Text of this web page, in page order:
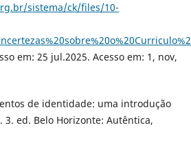
sistema/ck/files/10-
em: 25 jul.2025. Acesso em: 1, nov,
de identidade: uma introdução
ed. Belo Horizonte: Autêntica,